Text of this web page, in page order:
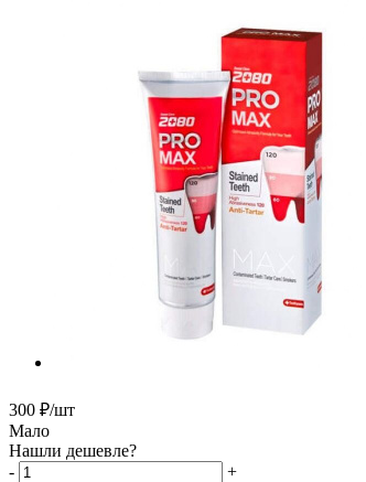
300 ₽/шт
Мало
Нашли дешевле?
-
+